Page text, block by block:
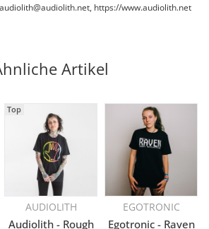
https://www.audiolith.net
Artikel
Top
AUDIOLITH
Audiolith - Rough
EGOTRONIC
Egotronic - Raven